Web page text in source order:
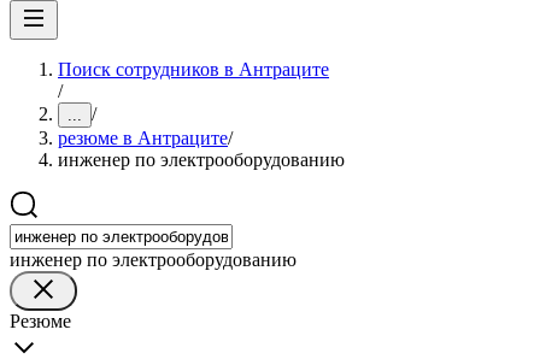
Поиск сотрудников в Антраците
/
... /
резюме в Антраците/
инженер по электрооборудованию
инженер по электрооборудованию
Резюме